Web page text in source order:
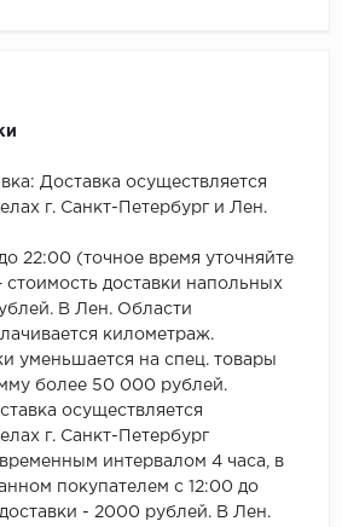
SPC Betta
SPC DEW
SPC Ideal Flooring
SPC Kronostep
SPC Promo
Доставка осуществляется
г. Санкт-Петербург и Лен.
22:00 (точное время уточняйте
стоимость доставки напольных
В Лен. Области
километраж.
уменьшается на спец. товары
более 50 000 рублей.
осуществляется
г. Санкт-Петербург
интервалом 4 часа, в
покупателем с 12:00 до
- 2000 рублей. В Лен.